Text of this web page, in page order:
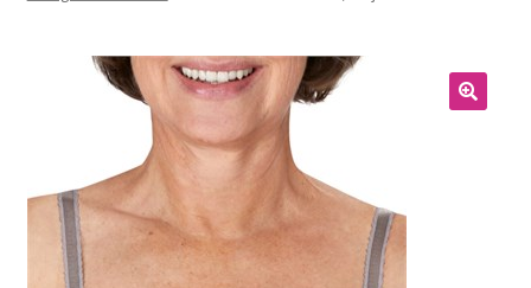
Pantybroekjes
Badmode